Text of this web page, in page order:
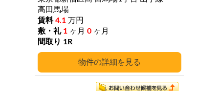
詳細
高田馬場
4.1 万円
1 ヶ月 0 ヶ月
1R